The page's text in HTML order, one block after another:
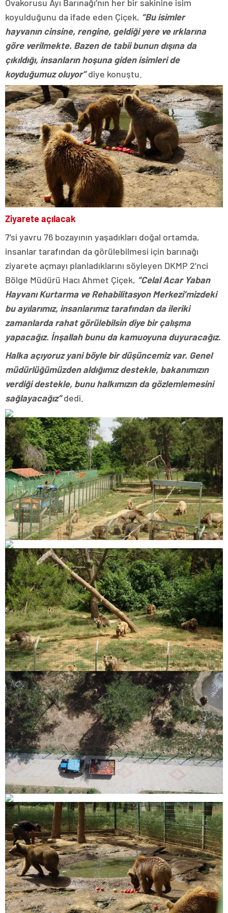
Ovakorusu Ayı Barınağı’nın her bir sakinine isim
koyulduğunu da ifade eden Çiçek, “Bu isimler
hayvanın cinsine, rengine, geldiği yere ve ırklarına
göre verilmekte. Bazen de tabii bunun dışına da
çıkıldığı, insanların hoşuna giden isimleri de
koyduğumuz oluyor”diye konuştu.
Ziyarete açılacak
7’si yavru 76 bozayının yaşadıkları doğal ortamda,
insanlar tarafından da görülebilmesi için barınağı
ziyarete açmayı planladıklarını söyleyen DKMP 2’nci
Bölge Müdürü Hacı Ahmet Çiçek, “Celal Acar Yaban
Hayvanı Kurtarma ve Rehabilitasyon Merkezi’mizdeki
bu ayılarımız, insanlarımız tarafından da ileriki
zamanlarda rahat görülebilsin diye bir çalışma
yapacağız. İnşallah bunu da kamuoyuna duyuracağız.
Halka açıyoruz yani böyle bir düşüncemiz var. Genel
müdürlüğümüzden aldığımız destekle, bakanımızın
verdiği destekle, bunu halkımızın da gözlemlemesini
sağlayacağız”dedi.